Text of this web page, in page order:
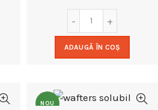
ADAUGĂ ÎN COȘ
NOU